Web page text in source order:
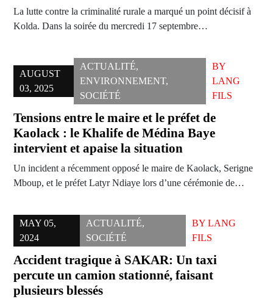
La lutte contre la criminalité rurale a marqué un point décisif à
Kolda. Dans la soirée du mercredi 17 septembre…
AUGUST
03, 2025
ACTUALITÉ,
ENVIRONNEMENT,
SOCIÉTÉ
BY
LANG
FILS
Tensions entre le maire et le préfet de
Kaolack : le Khalife de Médina Baye
intervient et apaise la situation
Un incident a récemment opposé le maire de Kaolack, Serigne
Mboup, et le préfet Latyr Ndiaye lors d’une cérémonie de…
MAY 05,
2024
ACTUALITÉ,
SOCIÉTÉ
BYLANG
FILS
Accident tragique à SAKAR: Un taxi
percute un camion stationné, faisant
plusieurs blessés